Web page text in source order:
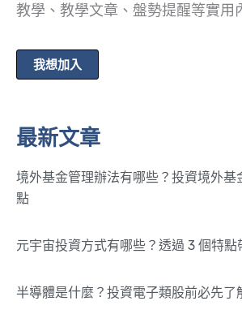
教學、教學文章、盤勢提醒等實用
我想加入
最新文章
境外基金管理辦法有哪些？投資境外基
點
元宇宙投資方式有哪些？透過 3 個特點
半導體是什麼？投資電子類股前必先了